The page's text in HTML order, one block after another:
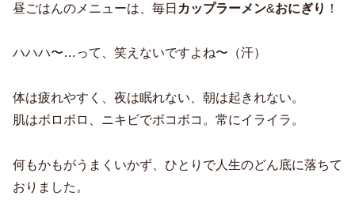
昼ごはんのメニューは、毎日 カップラーメン&おにぎり ！
ハハハ〜…って、笑えないですよね〜（汗）
体は疲れやすく、夜は眠れない、朝は起きれない。
肌はボロボロ、ニキビでボコボコ。常にイライラ。
何もかもがうまくいかず、ひとりで人生のどん底に落ちて
おりました。